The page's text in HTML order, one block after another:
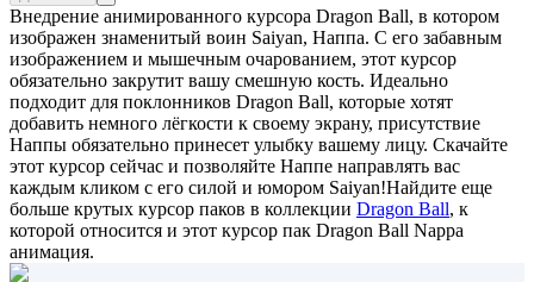
Внедрение анимированного курсора Dragon Ball, в котором
изображен знаменитый воин Saiyan, Наппа. С его забавным
изображением и мышечным очарованием, этот курсор
обязательно закрутит вашу смешную кость. Идеально
подходит для поклонников Dragon Ball, которые хотят
добавить немного лёгкости к своему экрану, присутствие
Наппы обязательно принесет улыбку вашему лицу. Скачайте
этот курсор сейчас и позволяйте Наппе направлять вас
каждым кликом с его силой и юмором Saiyan!Найдите еще
больше крутых курсор паков в коллекции Dragon Ball, к
которой относится и этот курсор пак Dragon Ball Nappa
анимация.